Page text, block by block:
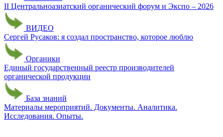
II Центральноазиатский органический форум и Экспо – 2026
ВИДЕО
Сергей Русаков: я создал пространство, которое люблю
Органики
Единый государственный реестр производителей
органической продукции
База знаний
Материалы мероприятий. Документы. Аналитика.
Исследования. Опыты.